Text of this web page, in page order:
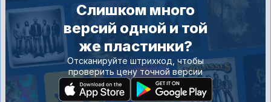
Слишком много
версий одной и той
же пластинки?
Отсканируйте штрихкод, чтобы
проверить цену точной версии